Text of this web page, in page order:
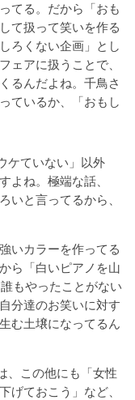
てる。だから「おも
て扱って笑いを作る
ろくない企画」とし
ェアに扱うことで、
るんだよね。千鳥さ
ているか、「おもし
ケていない」以外
よね。極端な話、
いと言ってるから、
いカラーを作ってる
ら「白いピアノを山
もやったことがない
分達のお笑いに対す
む土壌になってるん
、この他にも「女性
げておこう」など、